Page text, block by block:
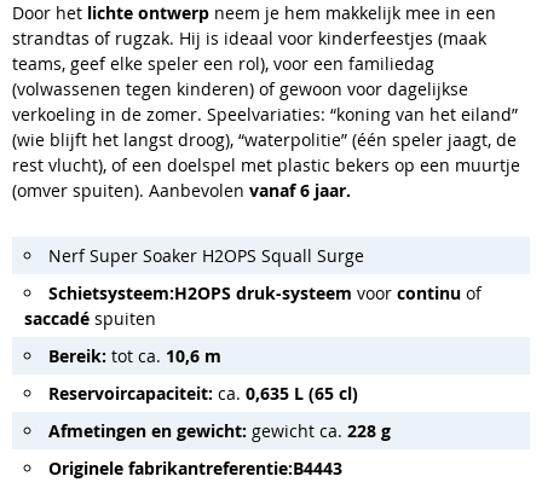
Door het lichte ontwerp neem je hem makkelijk mee in een
strandtas of rugzak. Hij is ideaal voor kinderfeestjes (maak
teams, geef elke speler een rol), voor een familiedag
(volwassenen tegen kinderen) of gewoon voor dagelijkse
verkoeling in de zomer. Speelvariaties: “koning van het eiland”
(wie blijft het langst droog), “waterpolitie” (één speler jaagt, de
rest vlucht), of een doelspel met plastic bekers op een muurtje
(omver spuiten). Aanbevolen vanaf 6 jaar.
Nerf Super Soaker H2OPS Squall Surge
Schietsysteem:H2OPS druk-systeem voor continu of
saccadé spuiten
Bereik: tot ca. 10,6 m
Reservoircapaciteit: ca. 0,635 L (65 cl)
Afmetingen en gewicht: gewicht ca. 228 g
Originele fabrikantreferentie:B4443